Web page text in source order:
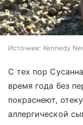
Источник: Kennedy
С тех пор
время года без
покраснеют,
аллергической